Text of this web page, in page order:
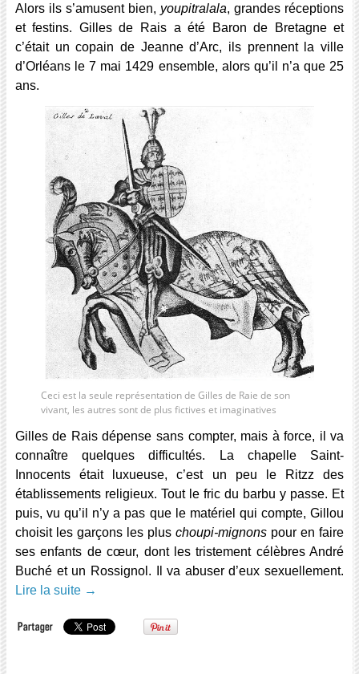
Alors ils s’amusent bien, youpitralala, grandes réceptions
et festins. Gilles de Rais a été Baron de Bretagne et
c’était un copain de Jeanne d’Arc, ils prennent la ville
d’Orléans le 7 mai 1429 ensemble, alors qu’il n’a que 25
ans.
Ceci est la seule représentation de Gilles de Raie de son
vivant, les autres sont de plus fictives et imaginatives
Gilles de Rais dépense sans compter, mais à force, il va
connaître quelques difficultés. La chapelle Saint-
Innocents était luxueuse, c’est un peu le Ritzz des
établissements religieux. Tout le fric du barbu y passe. Et
puis, vu qu’il n’y a pas que le matériel qui compte, Gillou
choisit les garçons les pluschoupi-mignons pour en faire
ses enfants de cœur, dont les tristement célèbres André
Buché et un Rossignol. Il va abuser d’eux sexuellement.
Lire la suite →